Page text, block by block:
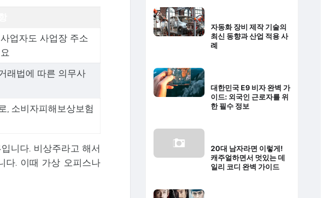
업자도 사업장 주소
래법에 따른 의무사
, 소비자피해보상보험
니다. 비상주라고 해서
다. 이때 가상 오피스나
자동화 장비 제작 기술의
최신 동향과 산업 적용 사
례
대한민국 E9 비자 완벽 가
이드: 외국인 근로자를 위
한 필수 정보
20대 남자라면 이렇게!
캐주얼하면서 멋있는 데
일리 코디 완벽 가이드